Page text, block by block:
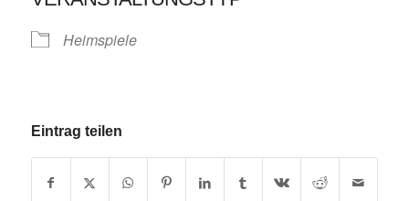
Heimspiele
Eintrag teilen